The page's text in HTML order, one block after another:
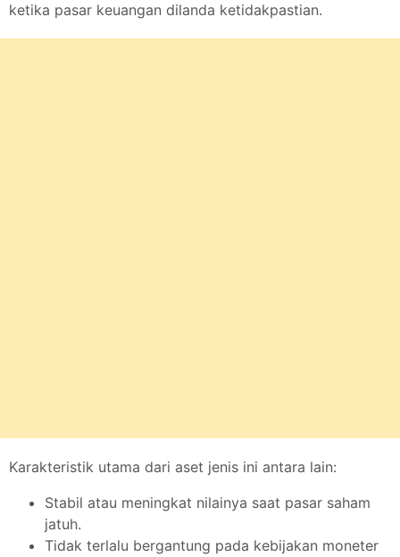
ketika pasar keuangan dilanda ketidakpastian.
Karakteristik utama dari aset jenis ini antara lain:
Stabil atau meningkat nilainya saat pasar saham
jatuh.
Tidak terlalu bergantung pada kebijakan moneter